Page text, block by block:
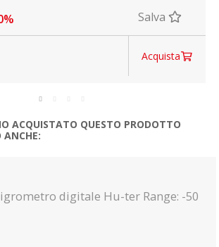
Salva
Acquista
ACQUISTATO QUESTO PRODOTTO
digitale Hu-ter Range: -50